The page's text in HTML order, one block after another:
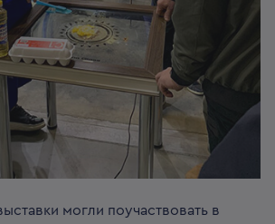
могли поучаствовать в